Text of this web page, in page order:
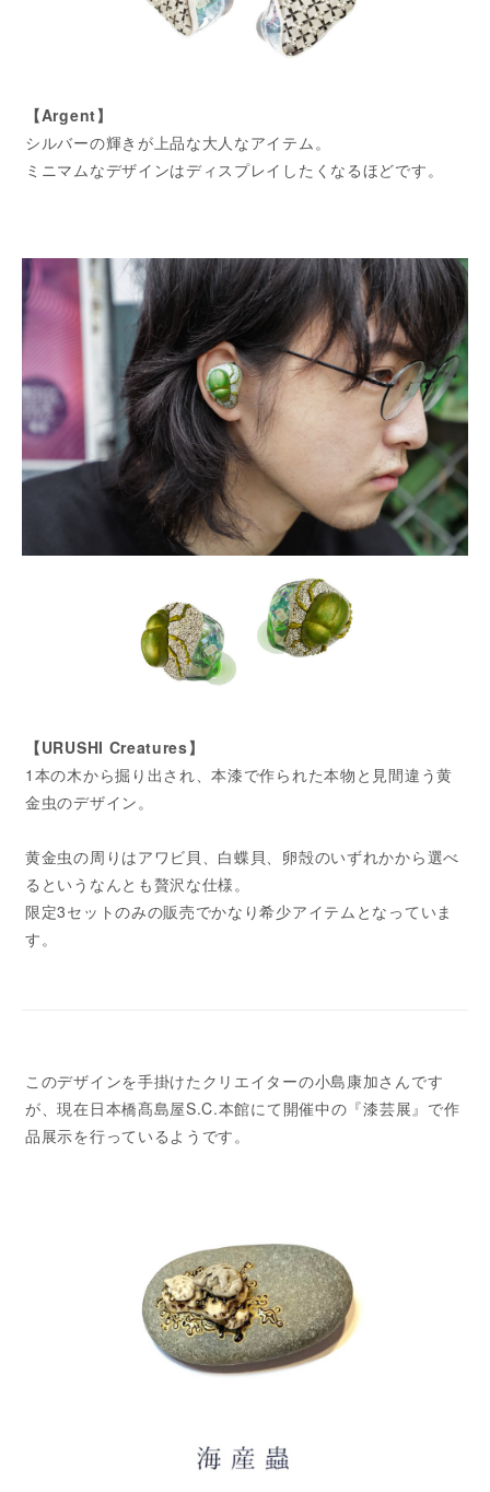
【Argent】
シルバーの輝きが上品な大人なアイテム。
ミニマムなデザインはディスプレイしたくなるほどです。
【URUSHI Creatures】
1本の木から掘り出され、本漆で作られた本物と見間違う黄
金虫のデザイン。
黄金虫の周りはアワビ貝、白蝶貝、卵殻のいずれかから選べ
るというなんとも贅沢な仕様。
限定3セットのみの販売でかなり希少アイテムとなっていま
す。
このデザインを手掛けたクリエイターの小島康加さんです
が、現在日本橋髙島屋S.C.本館にて開催中の『漆芸展』で作
品展示を行っているようです。